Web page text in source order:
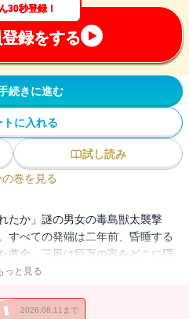
30秒登録！
録をする
続きに進む
トに入れる
試し読み
巻を見る
たか」謎の男女の毒島獣太襲撃
すべての発端は二年前、昏睡する
黄金。三風は巨万の富をどこに隠
烈な争奪戦が開始された！
っと見る
2026.08.11まで